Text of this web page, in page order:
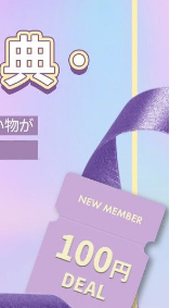
FACEBOOK